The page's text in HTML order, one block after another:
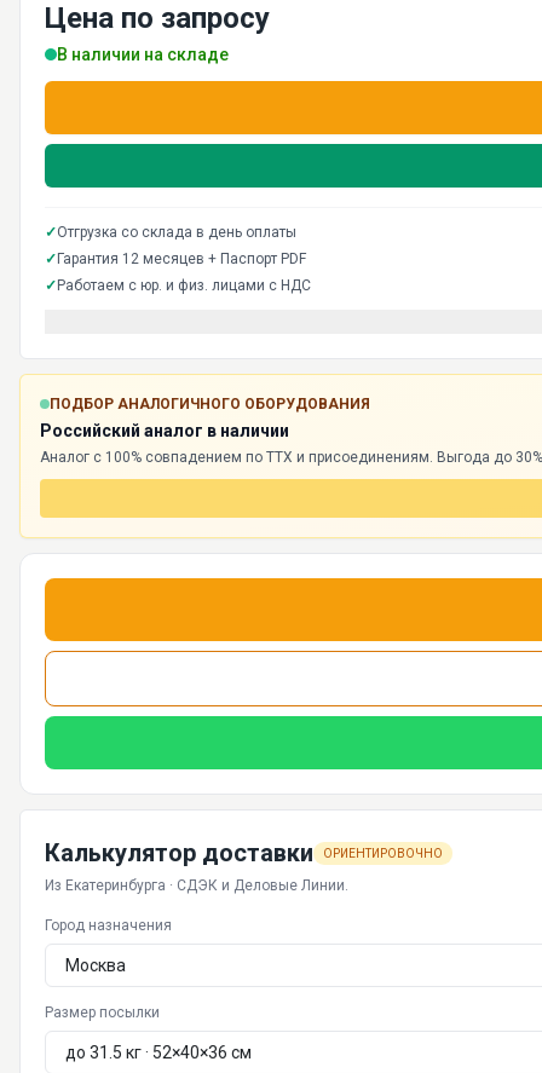
Цена по запросу
В наличии на складе
✓Отгрузка со склада в день оплаты
✓ Гарантия 12 месяцев + Паспорт PDF
✓ Работаем с юр. и физ. лицами с НДС
ПОДБОР АНАЛОГИЧНОГО ОБОРУДОВАНИЯ
Российский аналог в наличии
Аналог с 100% совпадением по ТТХ и присоединениям. Выгода до
Калькулятор доставки ОРИЕНТИРОВОЧНО
Из Екатеринбурга · СДЭК и Деловые Линии.
Город назначения
Размер посылки